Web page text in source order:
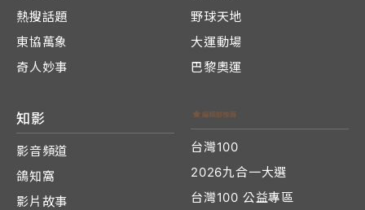
熱搜話題
東協萬象
奇人妙事
野球天地
大運動場
巴黎奧運
知影
影音頻道
鴿知窩
影片故事
台灣100
2026九合一大選
台灣100 公益專區